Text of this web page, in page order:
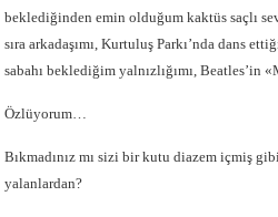
beklediğinden emin olduğum kaktüs saçlı
sıra arkadaşımı, Kurtuluş Parkı’nda dans
sabahı beklediğim yalnızlığımı, Beatles’in
Özlüyorum…
Bıkmadınız mı sizi bir kutu diazem içmiş
yalanlardan?